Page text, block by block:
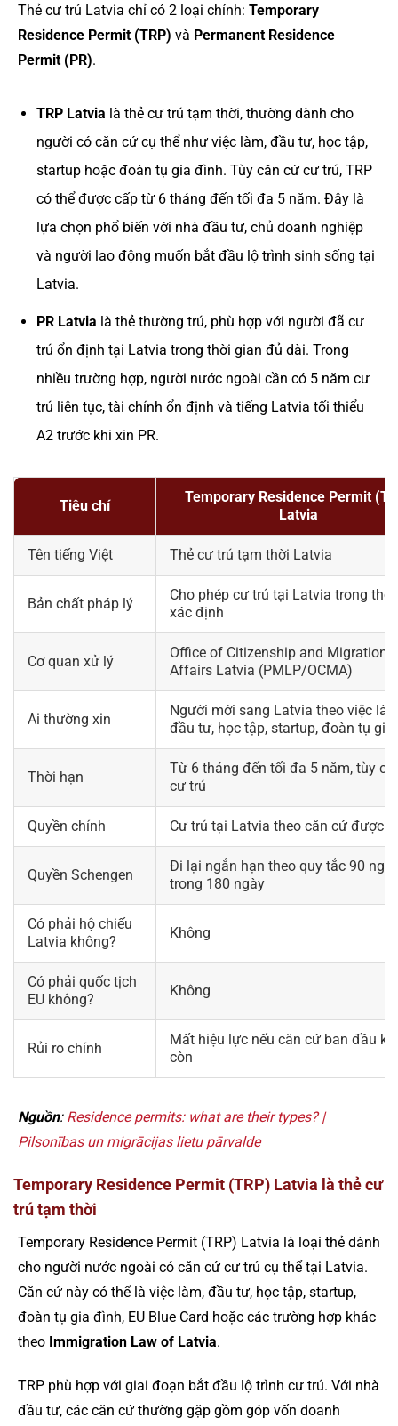
Thẻ cư trú Latvia chỉ có 2 loại chính: Temporary
Residence Permit (TRP) và Permanent Residence
Permit (PR).
TRP Latvia là thẻ cư trú tạm thời, thường dành cho
người có căn cứ cụ thể như việc làm, đầu tư, học tập,
startup hoặc đoàn tụ gia đình. Tùy căn cứ cư trú, TRP
có thể được cấp từ 6 tháng đến tối đa 5 năm. Đây là
lựa chọn phổ biến với nhà đầu tư, chủ doanh nghiệp
và người lao động muốn bắt đầu lộ trình sinh sống tại
Latvia.
PR Latvia là thẻ thường trú, phù hợp với người đã cư
trú ổn định tại Latvia trong thời gian đủ dài. Trong
nhiều trường hợp, người nước ngoài cần có 5 năm cư
trú liên tục, tài chính ổn định và tiếng Latvia tối thiểu
A2 trước khi xin PR.
Tiêu chí
Temporary Residence Permit
Latvia
Tên tiếng Việt Thẻ cư trú tạm thời Latvia
Bản chất pháp lý
Cho phép cư trú tại Latvia trong
xác định
Cơ quan xử lý
Office of Citizenship and Migration
Affairs Latvia (PMLP/OCMA)
Ai thường xin
Người mới sang Latvia theo việc
đầu tư, học tập, startup, đoàn tụ gia
Thời hạn
Từ 6 tháng đến tối đa 5 năm, tùy
cư trú
Quyền chính Cư trú tại Latvia theo căn cứ được
Quyền Schengen
Đi lại ngắn hạn theo quy tắc 90
trong 180 ngày
Có phải hộ chiếu
Latvia không?
Không
Có phải quốc tịch
EU không?
Không
Rủi ro chính
Mất hiệu lực nếu căn cứ ban đầu
còn
Nguồn: Residence permits: what are their types? |
Pilsonības un migrācijas lietu pārvalde
Temporary Residence Permit (TRP) Latvia là thẻ cư
trú tạm thời
Temporary Residence Permit (TRP) Latvia là loại thẻ dành
cho người nước ngoài có căn cứ cư trú cụ thể tại Latvia.
Căn cứ này có thể là việc làm, đầu tư, học tập, startup,
đoàn tụ gia đình, EU Blue Card hoặc các trường hợp khác
theo Immigration Law of Latvia.
TRP phù hợp với giai đoạn bắt đầu lộ trình cư trú. Với nhà
đầu tư, các căn cứ thường gặp gồm góp vốn doanh